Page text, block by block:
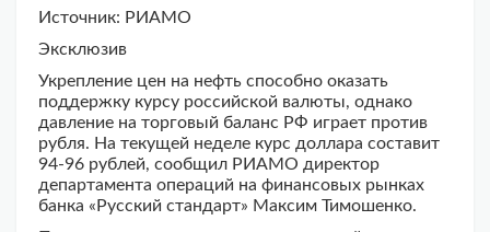
Источник: РИАМО
Эксклюзив
Укрепление цен на нефть способно оказать
поддержку курсу российской валюты, однако
давление на торговый баланс РФ играет против
рубля. На текущей неделе курс доллара составит
94-96 рублей, сообщил РИАМО директор
департамента операций на финансовых рынках
банка «Русский стандарт» Максим Тимошенко.